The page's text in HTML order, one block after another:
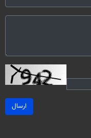
ارسال